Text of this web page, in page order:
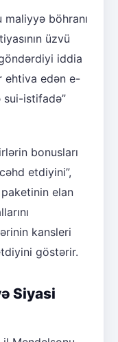
böhranı
üzvü
iddia
ehtiva edən e-
sui-istifadə”
bonusları
etdiyini”,
elan
kansleri
göstərir.
Siyasi